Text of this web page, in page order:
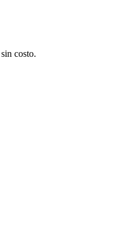
costo.